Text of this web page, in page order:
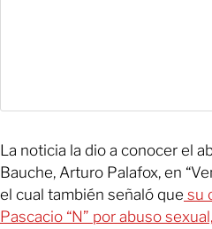
La noticia la dio a conocer el
Bauche, Arturo Palafox, en
el cual también señaló que su
Pascacio “N” por abuso sexual,